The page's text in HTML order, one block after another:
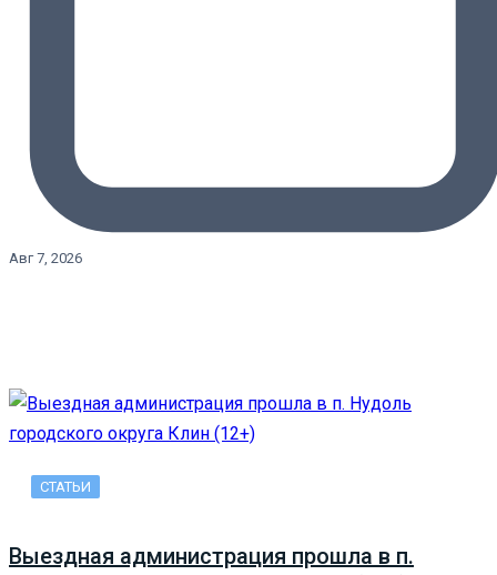
Авг 7, 2026
СТАТЬИ
Выездная администрация прошла в п.